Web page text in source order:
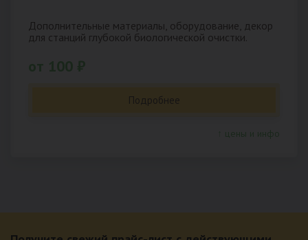
Дополнительные материалы, оборудование, декор
для станций глубокой биологической очистки.
Подробнее